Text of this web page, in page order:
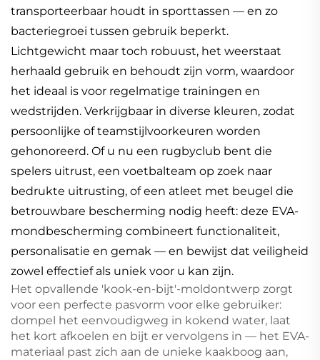
transporteerbaar houdt in sporttassen — en zo
bacteriegroei tussen gebruik beperkt.
Lichtgewicht maar toch robuust, het weerstaat
herhaald gebruik en behoudt zijn vorm, waardoor
het ideaal is voor regelmatige trainingen en
wedstrijden. Verkrijgbaar in diverse kleuren, zodat
persoonlijke of teamstijlvoorkeuren worden
gehonoreerd. Of u nu een rugbyclub bent die
spelers uitrust, een voetbalteam op zoek naar
bedrukte uitrusting, of een atleet met beugel die
betrouwbare bescherming nodig heeft: deze EVA-
mondbescherming combineert functionaliteit,
personalisatie en gemak — en bewijst dat veiligheid
zowel effectief als uniek voor u kan zijn.
Het opvallende 'kook-en-bijt'-moldontwerp zorgt
voor een perfecte pasvorm voor elke gebruiker:
dompel het eenvoudigweg in kokend water, laat
het kort afkoelen en bijt er vervolgens in — het EVA-
materiaal past zich aan de unieke kaakboog aan,